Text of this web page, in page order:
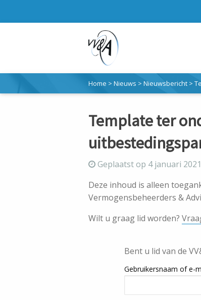
Home > Nieuws > Nieuwsbericht >
Template ter
Geplaatst op 4 januari 2021
Deze inhoud is alleen
Vermogensbeheerders &
Wilt u graag lid worden?
Bent u lid van de
Gebruikersnaam of e-